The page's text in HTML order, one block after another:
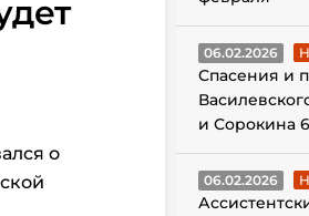
о
06.02.2026
Спасения и
и Сорокина
06.02.2026